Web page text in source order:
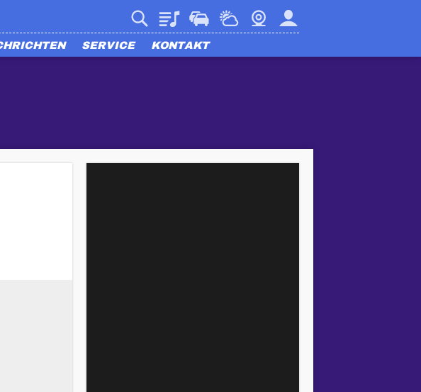
PlaylistVerkehrWetterWebcamMein harmony
SERVICE KONTAKT